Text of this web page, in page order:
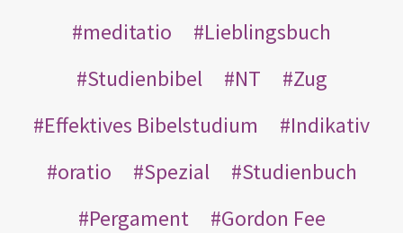
meditatio
Lieblingsbuch
Studienbibel
NT
Zug
Effektives Bibelstudium
Indikativ
oratio
Spezial
Studienbuch
Pergament
Gordon Fee